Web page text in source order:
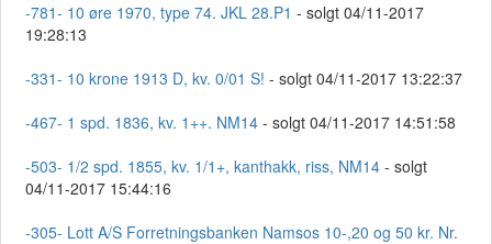
-781- 10 øre 1970, type 74. JKL 28.P1 - solgt 04/11-2017
19:28:13
-331- 10 krone 1913 D, kv. 0/01 S! - solgt 04/11-2017 13:22:37
-467- 1 spd. 1836, kv. 1++. NM14 - solgt 04/11-2017 14:51:58
-503- 1/2 spd. 1855, kv. 1/1+, kanthakk, riss, NM14 - solgt
04/11-2017 15:44:16
-305- Lott A/S Forretningsbanken Namsos 10-,20 og 50 kr. Nr.